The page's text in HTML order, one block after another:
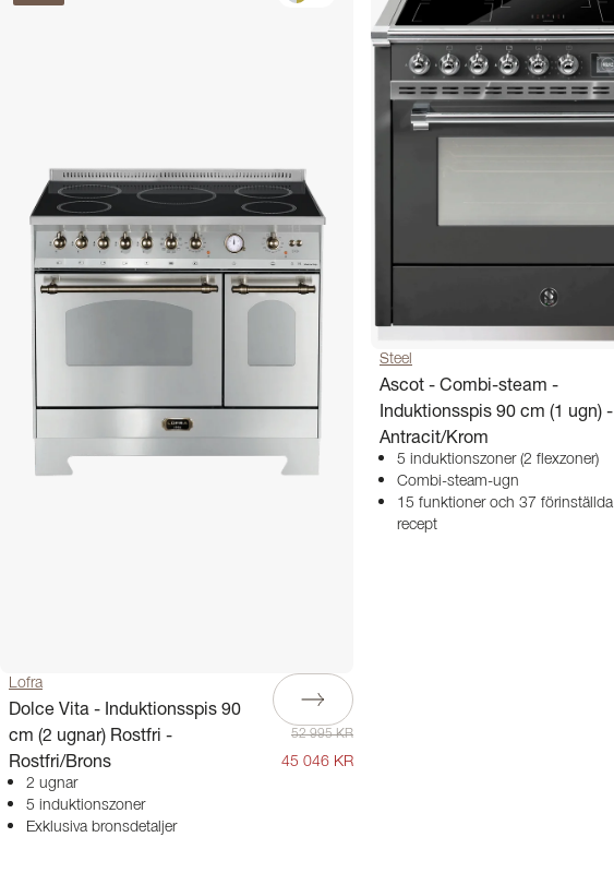
Lofra
Dolce Vita - Induktionsspis 90
cm (2 ugnar) Rostfri -
Rostfri/Brons
2 ugnar
5 induktionszoner
Exklusiva bronsdetaljer
52 995 KR
45 046 KR
Steel
Ascot - Combi-steam -
Induktionsspis 90 cm (1 ugn) -
Antracit/Krom
5 induktionszoner (2 flexzoner)
Combi-steam-ugn
15 funktioner och 37 förinställda
recept